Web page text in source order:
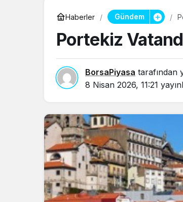
Haberler Gündem
Portekiz
BorsaPiyasa tarafından
8 Nisan 2026, 11:21